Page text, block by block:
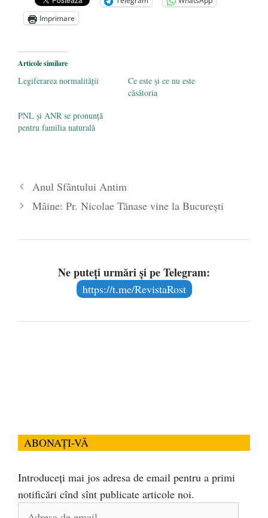
persoană ce trebuie apărată - 8 octombrie
2019
împlinește 140 de ani de la înființare
septembrie 2019
Imprimare
Articole similare
Legiferarea normalității
Ce este și ce nu este
căsătoria
PNL și ANR se pronunță
pentru familia naturală
Anul Sfântului Antim
Mâine: Pr. Nicolae Tănase vine la București
Ne puteți urmări și pe Telegram:
https://t.me/RevistaRost
ABONAȚI-VĂ
Introduceți mai jos adresa de email pentru a primi
notificări cînd sînt publicate articole noi.
Adresa